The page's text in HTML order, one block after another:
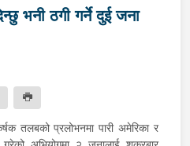
भनी ठगी गर्ने दुई जना
तलबको प्रलोभनमा पारी अमेरिका र